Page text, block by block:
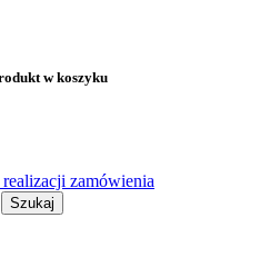
w koszyku
zamówienia
Szukaj